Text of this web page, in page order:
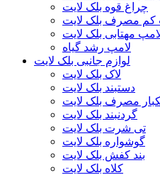
چراغ قوه بلک لایت
کم مصرف بلک لایت
مهتابی بلک لایت
لامپ رشد گیاه
لوازم جانبی بلک لایت
لاک بلک لایت
دستبند بلک لایت
مصرف بلک لایت
گردنبند بلک لایت
تی شرت بلک لایت
گوشواره بلک لایت
بند کفش بلک لایت
کلاه بلک لایت